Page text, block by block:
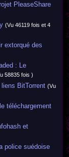
PleaseShare
(Vu 46119 fois et 4
extorqué des
: Le
58835 fois )
BitTorrent (Vu
téléchargement
et
police suédoise